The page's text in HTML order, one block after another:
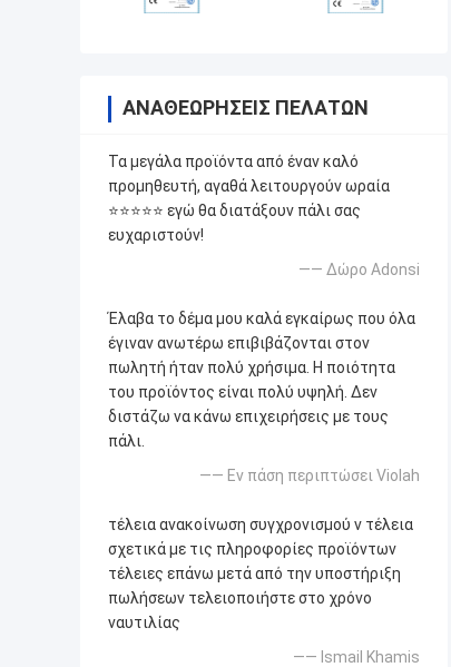
ΑΝΑΘΕΩΡΉΣΕΙΣ ΠΕΛΑΤΏΝ
Τα μεγάλα προϊόντα από έναν καλό
προμηθευτή, αγαθά λειτουργούν ωραία
⭐⭐⭐⭐⭐ εγώ θα διατάξουν πάλι σας
ευχαριστούν!
—— Δώρο Adonsi
Έλαβα το δέμα μου καλά εγκαίρως που όλα
έγιναν ανωτέρω επιβιβάζονται στον
πωλητή ήταν πολύ χρήσιμα. Η ποιότητα
του προϊόντος είναι πολύ υψηλή. Δεν
διστάζω να κάνω επιχειρήσεις με τους
πάλι.
—— Εν πάση περιπτώσει Violah
τέλεια ανακοίνωση συγχρονισμού ν τέλεια
σχετικά με τις πληροφορίες προϊόντων
τέλειες επάνω μετά από την υποστήριξη
πωλήσεων τελειοποιήστε στο χρόνο
ναυτιλίας
—— Ismail Khamis